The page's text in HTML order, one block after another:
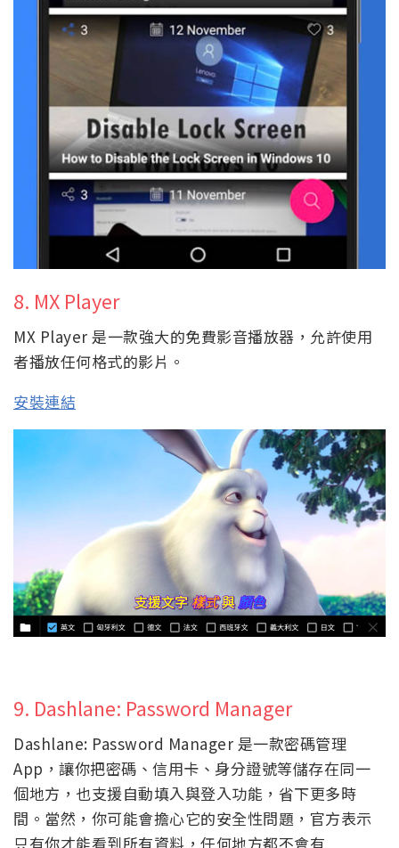
8. MX Player
MX Player 是一款強大的免費影音播放器，允許使用
者播放任何格式的影片。
安裝連結
9. Dashlane: Password Manager
Dashlane: Password Manager 是一款密碼管理
App，讓你把密碼、信用卡、身分證號等儲存在同一
個地方，也支援自動填入與登入功能，省下更多時
間。當然，你可能會擔心它的安全性問題，官方表示
只有你才能看到所有資料，任何地方都不會有